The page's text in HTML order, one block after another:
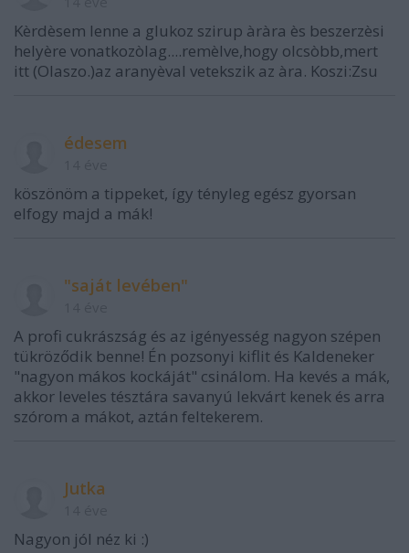
Kèrdèsem lenne a glukoz szirup àràra ès beszerzèsi
helyère vonatkozòlag....remèlve,hogy olcsòbb,mert
itt (Olaszo.)az aranyèval vetekszik az àra. Koszi:Zsu
édesem
köszönöm a tippeket, így tényleg egész gyorsan
elfogy majd a mák!
"saját levében"
A profi cukrászság és az igényesség nagyon szépen
tükröződik benne! Én pozsonyi kiflit és Kaldeneker
"nagyon mákos kockáját" csinálom. Ha kevés a mák,
akkor leveles tésztára savanyú lekvárt kenek és arra
szórom a mákot, aztán feltekerem.
Jutka
Nagyon jól néz ki :)